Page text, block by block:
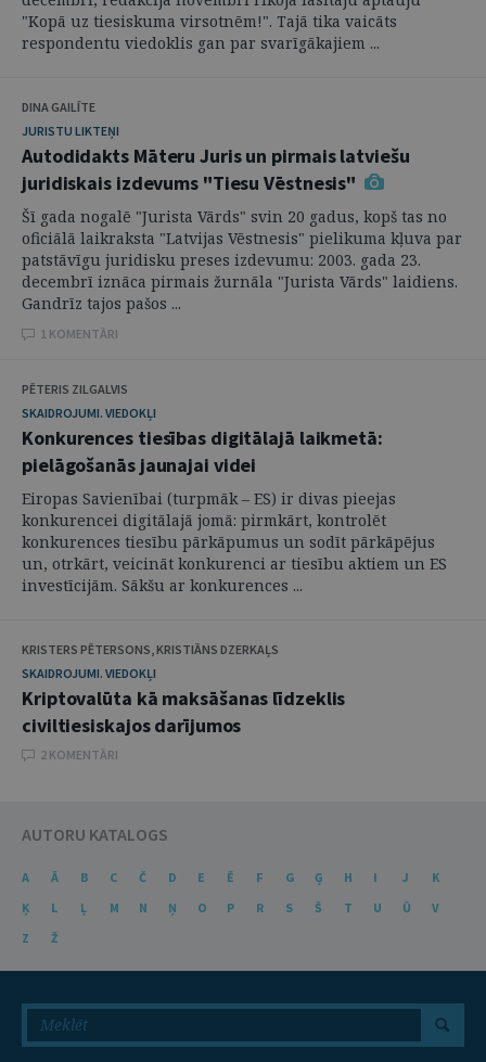
"Kopā uz tiesiskuma virsotnēm!". Tajā tika vaicāts
respondentu viedoklis gan par svarīgākajiem ...
DINA GAILĪTE
JURISTU LIKTEŅI
Autodidakts Māteru Juris un pirmais latviešu
juridiskais izdevums "Tiesu Vēstnesis"
Šī gada nogalē "Jurista Vārds" svin 20 gadus, kopš tas no
oficiālā laikraksta "Latvijas Vēstnesis" pielikuma kļuva par
patstāvīgu juridisku preses izdevumu: 2003. gada 23.
decembrī iznāca pirmais žurnāla "Jurista Vārds" laidiens.
Gandrīz tajos pašos ...
1 KOMENTĀRI
PĒTERIS ZILGALVIS
SKAIDROJUMI. VIEDOKĻI
Konkurences tiesības digitālajā laikmetā:
pielāgošanās jaunajai videi
Eiropas Savienībai (turpmāk – ES) ir divas pieejas
konkurencei digitālajā jomā: pirmkārt, kontrolēt
konkurences tiesību pārkāpumus un sodīt pārkāpējus
un, otrkārt, veicināt konkurenci ar tiesību aktiem un ES
investīcijām. Sākšu ar konkurences ...
KRISTERS PĒTERSONS, KRISTIĀNS DZERKAĻS
SKAIDROJUMI. VIEDOKĻI
Kriptovalūta kā maksāšanas līdzeklis
civiltiesiskajos darījumos
2 KOMENTĀRI
AUTORU KATALOGS
A Ā B C Č D E Ē F G Ģ H I J
K
Ķ
L Ļ M N Ņ O P R S Š T U Ū
V
Z
Ž